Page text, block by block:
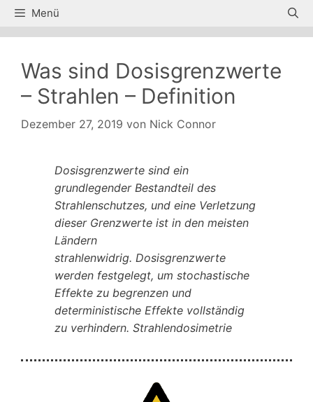
Zum
Menü
Was sind Dosisgrenzwerte
– Strahlen – Definition
Dezember 27, 2019 von Nick Connor
Dosisgrenzwerte sind ein
grundlegender Bestandteil des
Strahlenschutzes, und eine Verletzung
dieser Grenzwerte ist in den meisten
Ländern
strahlenwidrig. Dosisgrenzwerte
werden festgelegt, um stochastische
Effekte zu begrenzen und
deterministische Effekte vollständig
zu verhindern. Strahlendosimetrie